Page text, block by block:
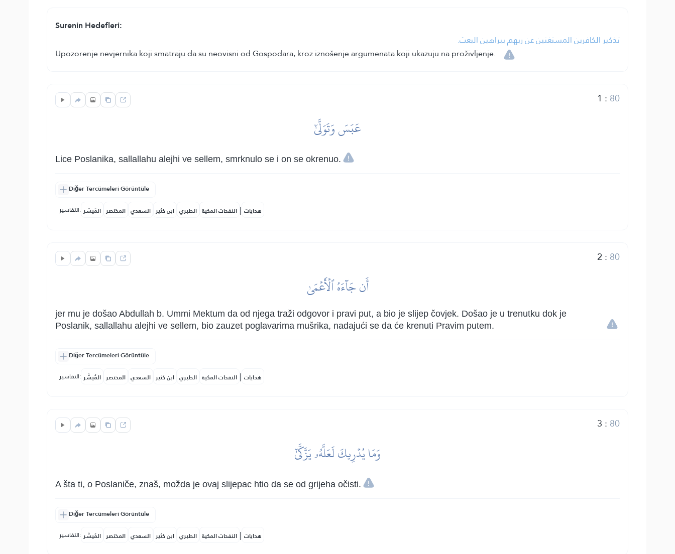
Surenin Hedefleri:
تذكير الكافرين المستغنين عن ربهم ببراهين البعث.
Upozorenje nevjernika koji smatraju da su neovisni od Gospodara, kroz iznošenje argumenata koji ukazuju na proživljenje.
1 : 80
عَبَسَ وَتَوَلَّىٰٓ
Lice Poslanika, sallallahu alejhi ve sellem, smrknulo se i on se okrenuo.
Diğer Tercümeleri Görüntüle
التفاسير: المُيسَّر المختصر السعدي ابن كثير الطبري النفحات المكية | هدايات
2 : 80
أَن جَآءَهُ ٱلۡأَعۡمَىٰ
jer mu je došao Abdullah b. Ummi Mektum da od njega traži odgovor i pravi put, a bio je slijep čovjek. Došao je u trenutku dok je
Poslanik, sallallahu alejhi ve sellem, bio zauzet poglavarima mušrika, nadajući se da će krenuti Pravim putem.
Diğer Tercümeleri Görüntüle
التفاسير: المُيسَّر المختصر السعدي ابن كثير الطبري النفحات المكية | هدايات
3 : 80
وَمَا يُدۡرِيكَ لَعَلَّهُۥ يَزَّكَّىٰٓ
A šta ti, o Poslaniče, znaš, možda je ovaj slijepac htio da se od grijeha očisti.
Diğer Tercümeleri Görüntüle
التفاسير: المُيسَّر المختصر السعدي ابن كثير الطبري النفحات المكية | هدايات